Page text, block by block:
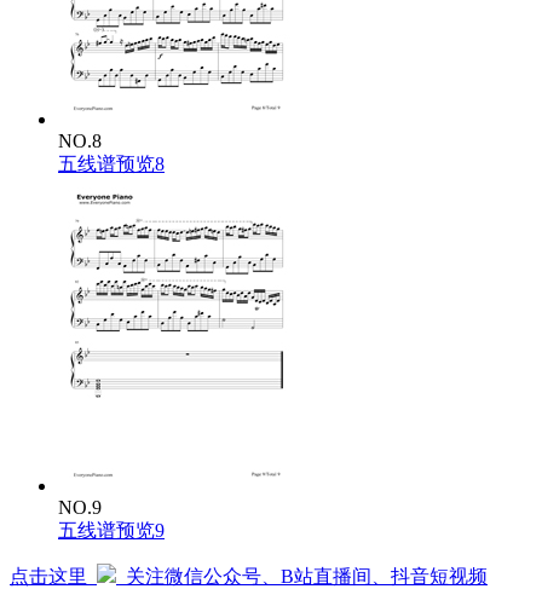
NO.8
五线谱预览8
NO.9
五线谱预览9
点击这里 关注微信公众号、B站直播间、抖音短视频